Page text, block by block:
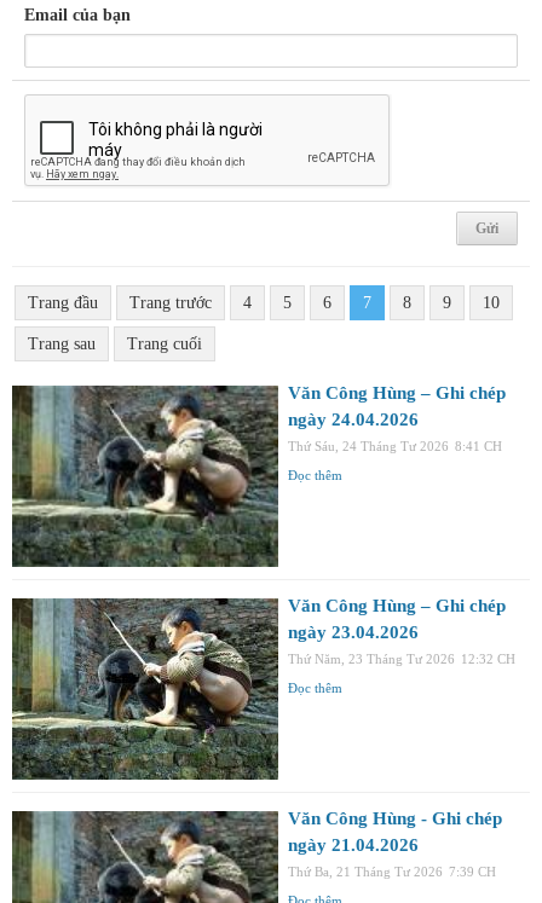
Email của bạn
Trang đầu Trang trước 4 5 6 7 8 9 10
Trang sau Trang cuối
Văn Công Hùng – Ghi chép
ngày 24.04.2026
Thứ Sáu, 24 Tháng Tư 2026 8:41 CH
Đọc thêm
Văn Công Hùng – Ghi chép
ngày 23.04.2026
Thứ Năm, 23 Tháng Tư 2026 12:32 CH
Đọc thêm
Văn Công Hùng - Ghi chép
ngày 21.04.2026
Thứ Ba, 21 Tháng Tư 2026 7:39 CH